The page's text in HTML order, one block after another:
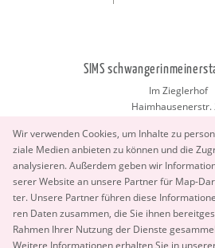
Wir ver­wen­den Coo­kies, um In­hal­te zu
zia­le Me­di­en an­bie­ten zu kön­nen und die
ana­ly­sie­ren. Au­ßer­dem geben wir
se­rer Web­site an un­se­re Part­ner für Map-
ter. Un­se­re Part­ner füh­ren diese
ren Daten zu­sam­men, die Sie ihnen
Rah­men Ihrer Nut­zung der Diens­te
Wei­te­re In­for­ma­tio­nen er­hal­ten Sie in
SIMS
Im Zieglerhof
Haimhausenerstr.
Copyright 2026 © SIMS